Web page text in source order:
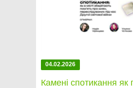
04.02.2026
Камені спотикання як